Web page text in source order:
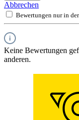
Abbrechen
Bewertungen nur in
Keine Bewertungen
anderen.